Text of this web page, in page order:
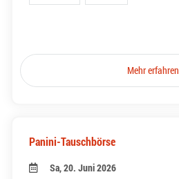
Mehr erfahren
Panini-Tauschbörse
Sa, 20. Juni 2026